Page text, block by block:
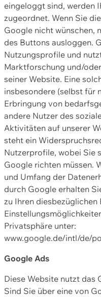
eingeloggt sind, werden
zugeordnet. Wenn Sie
Google nicht wünschen,
des Buttons ausloggen.
Nutzungsprofile und
Marktforschung und/
seiner Website. Eine
insbesondere (selbst für
Erbringung von
andere Nutzer des
Aktivitäten auf unserer
steht ein
Nutzerprofile, wobei Sie
Google richten müssen.
und Umfang der
durch Google erhalten
zu Ihren diesbezüglichen
Privatsphäre unter:
www.google.de/intl/de/
Google Ads
Diese Website nutzt das
Sind Sie über eine von